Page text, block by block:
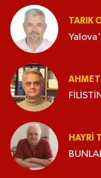
TARIK
AHMET
HAYRI